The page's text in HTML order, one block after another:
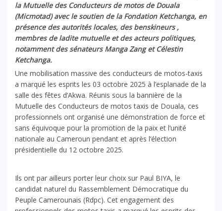
la Mutuelle des Conducteurs de motos de Douala
(Micmotad) avec le soutien de la Fondation Ketchanga, en
présence des autorités locales, des benskineurs ,
membres de ladite mutuelle et des acteurs politiques,
notamment des sénateurs Manga Zang et Célestin
Ketchanga.
Une mobilisation massive des conducteurs de motos-taxis
a marqué les esprits les 03 octobre 2025 à l’esplanade de la
salle des fêtes d’Akwa. Réunis sous la bannière de la
Mutuelle des Conducteurs de motos taxis de Douala, ces
professionnels ont organisé une démonstration de force et
sans équivoque pour la promotion de la paix et l’unité
nationale au Cameroun pendant et après l’élection
présidentielle du 12 octobre 2025.
Ils ont par ailleurs porter leur choix sur Paul BIYA, le
candidat naturel du Rassemblement Démocratique du
Peuple Camerounais (Rdpc). Cet engagement des